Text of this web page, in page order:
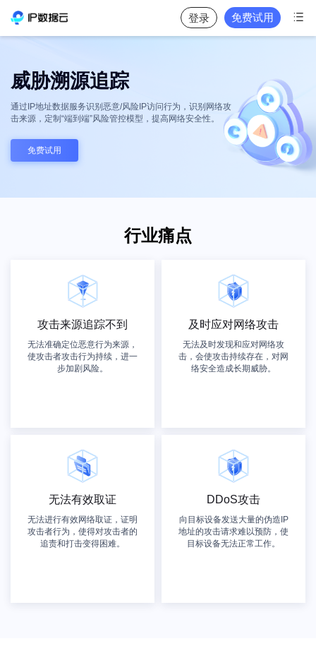
登录 免费试用 
威胁溯源追踪
通过IP地址数据服务识别恶意/风险IP访问行为，识别网络攻
击来源，定制“端到端”风险管控模型，提高网络安全性。
免费试用
行业痛点
攻击来源追踪不到
无法准确定位恶意行为来源，
使攻击者攻击行为持续，进一
步加剧风险。
及时应对网络攻击
无法及时发现和应对网络攻
击，会使攻击持续存在，对网
络安全造成长期威胁。
无法有效取证
无法进行有效网络取证，证明
攻击者行为，使得对攻击者的
追责和打击变得困难。
DDoS攻击
向目标设备发送大量的伪造IP
地址的攻击请求难以预防，使
目标设备无法正常工作。